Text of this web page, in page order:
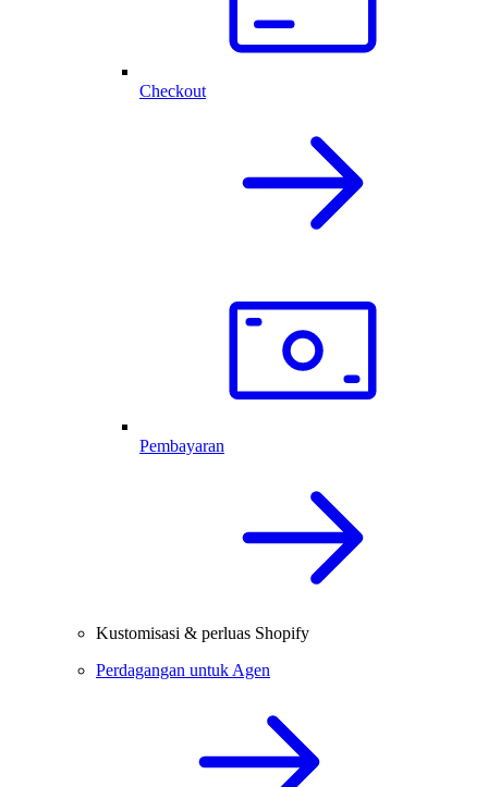
Checkout
Pembayaran
Kustomisasi & perluas Shopify
Perdagangan untuk Agen